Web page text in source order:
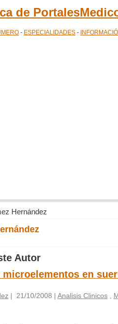
de
- ESPECIALIDADES -
Hernández
Autor
en
| 21/10/2008 | Analisis Clinicos